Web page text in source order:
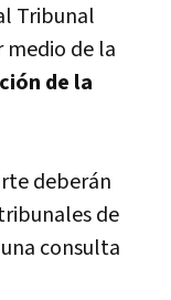
Tribunal
de la
de la
deberán
de
consulta